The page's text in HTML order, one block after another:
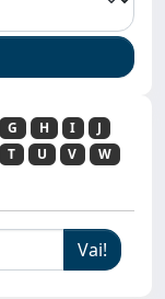
G H I
J
T U V
W